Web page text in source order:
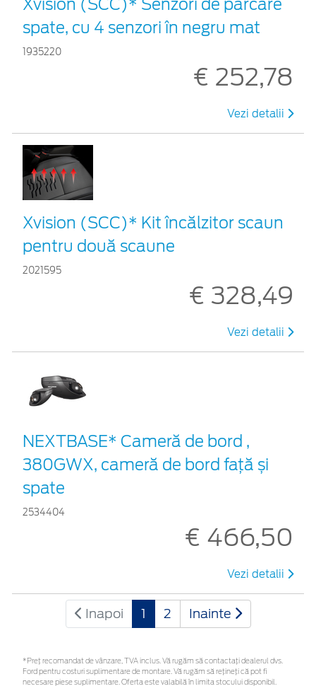
Xvision (SCC)* Senzori de parcare
spate, cu 4 senzori în negru mat
1935220
€ 252,78
Vezi detalii
Xvision (SCC)* Kit încălzitor scaun
pentru două scaune
2021595
€ 328,49
Vezi detalii
NEXTBASE* Cameră de bord ,
380GWX, cameră de bord față și
spate
2534404
€ 466,50
Vezi detalii
Inapoi 1 2 Inainte
*Preţ recomandat de vânzare, TVA inclus. Vă rugăm să contactaţi dealerul dvs.
Ford pentru costuri suplimentare de montare. Vă rugăm să rețineți că pot fi
necesare piese suplimentare. Oferta este valabilă în limita stocului disponibil.